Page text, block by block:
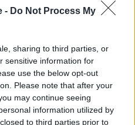
- Do Not Process My
sharing to third parties, or
sensitive information for
use the below opt-out
Please note that after your
may continue seeing
information utilized by
to third parties prior to
può, anche,
vale a dire può
alla carica di
su una lista non
votato. Può,
di voto solo sul
di un
sindaco, senza cioè